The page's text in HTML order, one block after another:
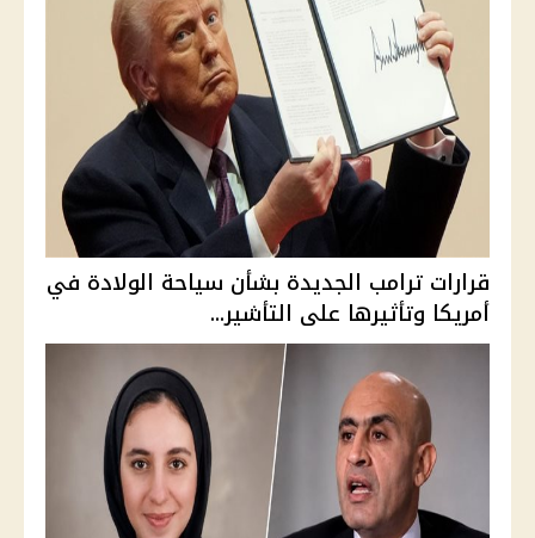
قرارات ترامب الجديدة بشأن سياحة الولادة في
أمريكا وتأثيرها على التأشير...